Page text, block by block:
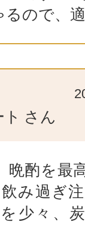
ので、
さん
晩酌を最
み過ぎ
少々、